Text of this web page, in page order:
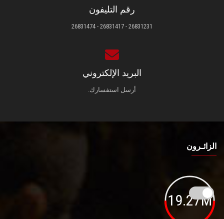
رقم التليفون
26831231 - 26831417 - 26831474
البريد الإلكتروني
أرسل استفسارك.
الزائـرون
19.27M